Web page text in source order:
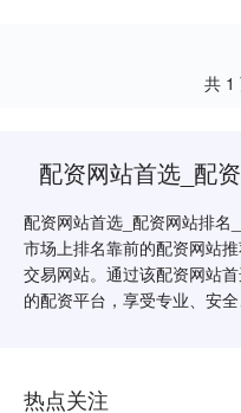
共 1
配资网站首选_配
配资网站首选_配资网站排名
市场上排名靠前的配资网站
交易网站。通过该配资网站
的配资平台，享受专业、安全
热点关注